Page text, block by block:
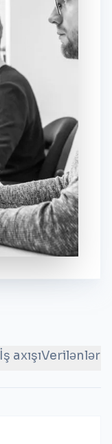
İş axışıVerilənlər